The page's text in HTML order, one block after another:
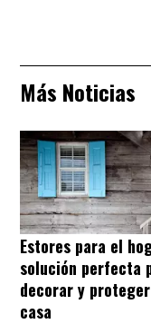
Más Noticias
Estores para el
solución perfecta
decorar y
casa